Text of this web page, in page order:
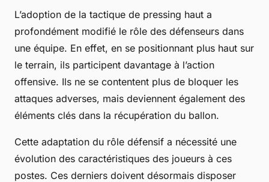
L’adoption de la tactique de pressing haut a
profondément modifié le rôle des défenseurs dans
une équipe. En effet, en se positionnant plus haut sur
le terrain, ils participent davantage à l’action
offensive. Ils ne se contentent plus de bloquer les
attaques adverses, mais deviennent également des
éléments clés dans la récupération du ballon.
Cette adaptation du rôle défensif a nécessité une
évolution des caractéristiques des joueurs à ces
postes. Ces derniers doivent désormais disposer